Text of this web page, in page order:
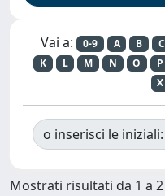
Vai a: 0-9 A B C
K
L M N O P
X
o inserisci le iniziali:
Mostrati risultati da 1 a 2